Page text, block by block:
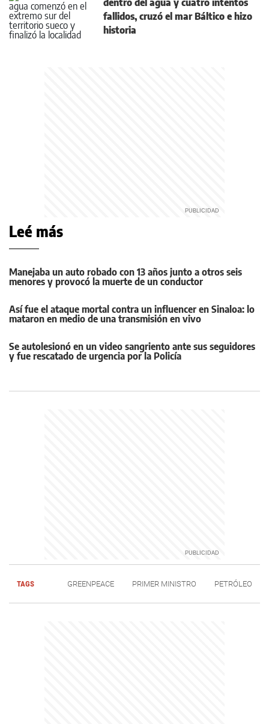
dentro del agua y cuatro intentos
fallidos, cruzó el mar Báltico e hizo
historia
Leé más
Manejaba un auto robado con 13 años junto a otros seis
menores y provocó la muerte de un conductor
Así fue el ataque mortal contra un influencer en Sinaloa: lo
mataron en medio de una transmisión en vivo
Se autolesionó en un video sangriento ante sus seguidores
y fue rescatado de urgencia por la Policía
TAGS GREENPEACE PRIMER MINISTRO PETRÓLEO